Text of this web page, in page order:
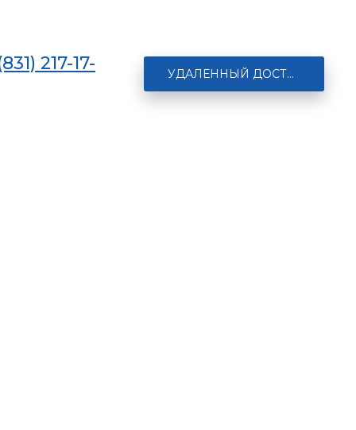
217-17- УДАЛЕННЫЙ ДОСТУП